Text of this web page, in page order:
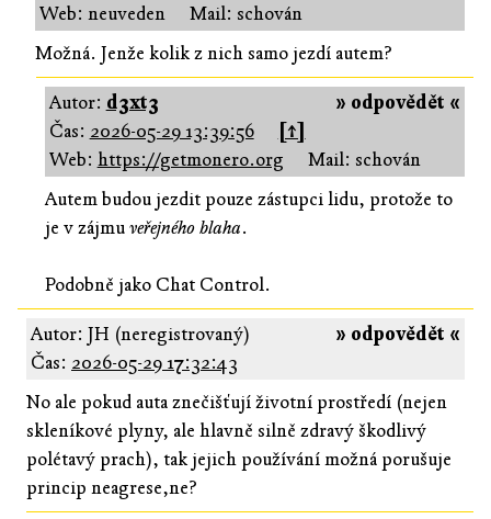
Web: neuveden
Mail: schován
Možná. Jenže kolik z nich samo jezdí autem?
» odpovědět «
Autor: d3xt3
Čas: 2026-05-29 13:39:56
[↑]
Web: https://getmonero.org
Mail: schován
Autem budou jezdit pouze zástupci lidu, protože to
je v zájmuveřejného blaha.
Podobně jako Chat Control.
» odpovědět «
Autor: JH (neregistrovaný)
Čas: 2026-05-29 17:32:43
No ale pokud auta znečišťují životní prostředí (nejen
skleníkové plyny, ale hlavně silně zdravý škodlivý
polétavý prach), tak jejich používání možná porušuje
princip neagrese,ne?